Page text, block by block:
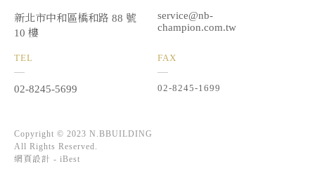
新北市中和區橋和路 88 號
10 樓
service@nb-
champion.com.tw
TEL
02-8245-5699
FAX
02-8245-1699
Copyright © 2023 N.BBUILDING
All Rights Reserved.
網頁設計 - iBest